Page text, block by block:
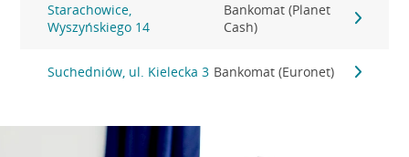
Starachowice,
Wyszyńskiego 14
Bankomat (Planet
Cash)
Suchedniów, ul. Kielecka 3 Bankomat (Euronet)